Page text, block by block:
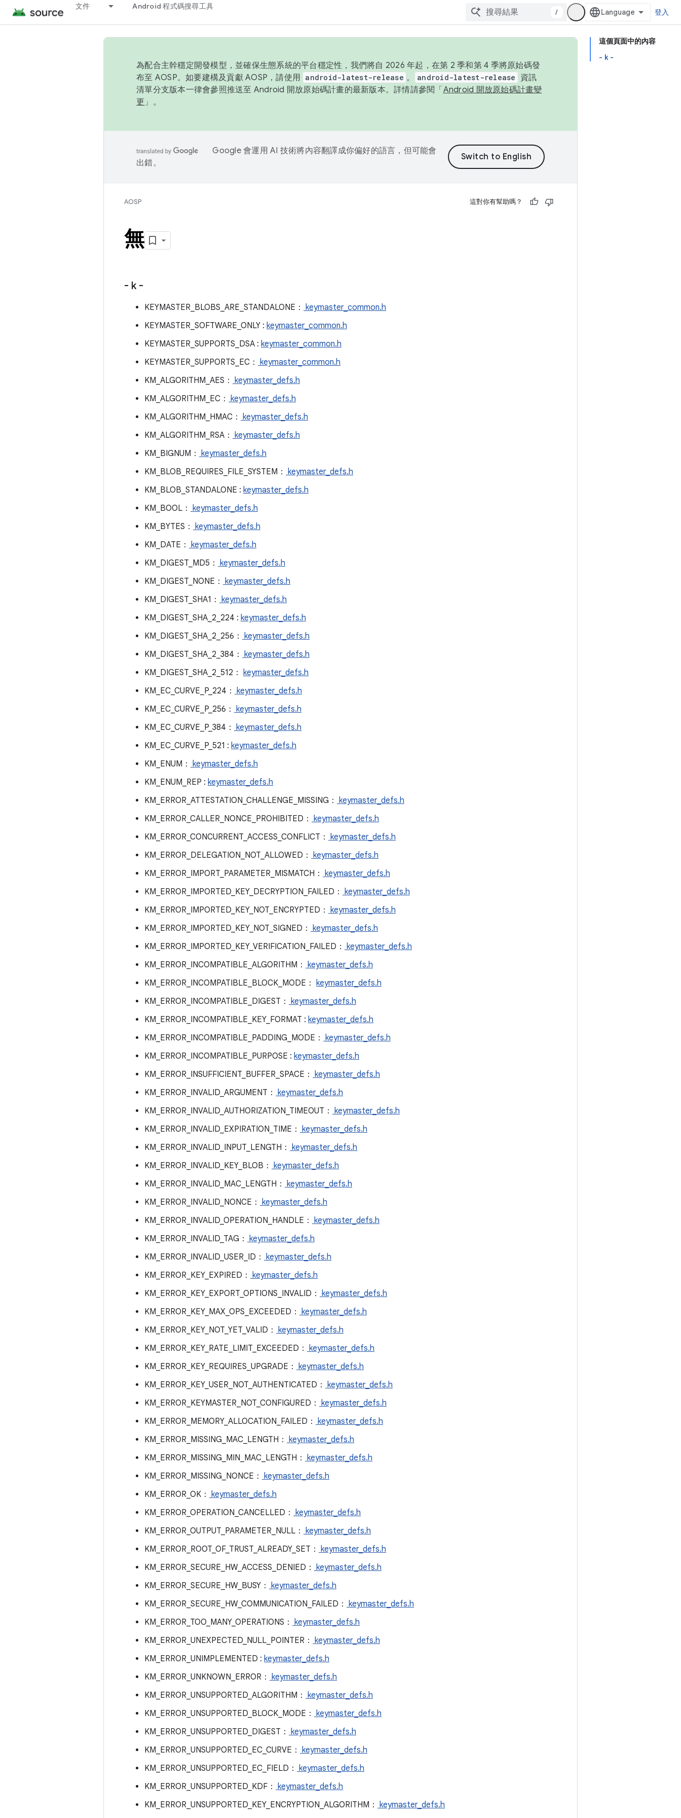
文件 Android 程式碼搜尋工具
/ 登入
這個頁面中的內容
- k -
為配合主幹穩定開發模型，並確保生態系統的平台穩定性，我們將自 2026 年起，在第 2 季和第 4 季將原始碼發
布至 AOSP。如要建構及貢獻 AOSP，請使用 android-latest-release 。 android-latest-release
資訊
清單分支版本一律會參照推送至 Android 開放原始碼計畫的最新版本。詳情請參閱「 Android 開放原始碼計畫變
更 」。
Google 會運用 AI 技術將內容翻譯成你偏好的語言，但可能會
出錯。
AOSP 這對你有幫助嗎？
無
- k -
KEYMASTER_BLOBS_ARE_STANDALONE： keymaster_common.h
KEYMASTER_SOFTWARE_ONLY : keymaster_common.h
KEYMASTER_SUPPORTS_DSA : keymaster_common.h
KEYMASTER_SUPPORTS_EC： keymaster_common.h
KM_ALGORITHM_AES： keymaster_defs.h
KM_ALGORITHM_EC： keymaster_defs.h
KM_ALGORITHM_HMAC： keymaster_defs.h
KM_ALGORITHM_RSA： keymaster_defs.h
KM_BIGNUM： keymaster_defs.h
KM_BLOB_REQUIRES_FILE_SYSTEM： keymaster_defs.h
KM_BLOB_STANDALONE : keymaster_defs.h
KM_BOOL： keymaster_defs.h
KM_BYTES： keymaster_defs.h
KM_DATE： keymaster_defs.h
KM_DIGEST_MD5： keymaster_defs.h
KM_DIGEST_NONE： keymaster_defs.h
KM_DIGEST_SHA1： keymaster_defs.h
KM_DIGEST_SHA_2_224 : keymaster_defs.h
KM_DIGEST_SHA_2_256： keymaster_defs.h
KM_DIGEST_SHA_2_384： keymaster_defs.h
KM_DIGEST_SHA_2_512： keymaster_defs.h
KM_EC_CURVE_P_224： keymaster_defs.h
KM_EC_CURVE_P_256： keymaster_defs.h
KM_EC_CURVE_P_384： keymaster_defs.h
KM_EC_CURVE_P_521 : keymaster_defs.h
KM_ENUM： keymaster_defs.h
KM_ENUM_REP : keymaster_defs.h
KM_ERROR_ATTESTATION_CHALLENGE_MISSING： keymaster_defs.h
KM_ERROR_CALLER_NONCE_PROHIBITED： keymaster_defs.h
KM_ERROR_CONCURRENT_ACCESS_CONFLICT： keymaster_defs.h
KM_ERROR_DELEGATION_NOT_ALLOWED： keymaster_defs.h
KM_ERROR_IMPORT_PARAMETER_MISMATCH： keymaster_defs.h
KM_ERROR_IMPORTED_KEY_DECRYPTION_FAILED： keymaster_defs.h
KM_ERROR_IMPORTED_KEY_NOT_ENCRYPTED： keymaster_defs.h
KM_ERROR_IMPORTED_KEY_NOT_SIGNED： keymaster_defs.h
KM_ERROR_IMPORTED_KEY_VERIFICATION_FAILED： keymaster_defs.h
KM_ERROR_INCOMPATIBLE_ALGORITHM： keymaster_defs.h
KM_ERROR_INCOMPATIBLE_BLOCK_MODE： keymaster_defs.h
KM_ERROR_INCOMPATIBLE_DIGEST： keymaster_defs.h
KM_ERROR_INCOMPATIBLE_KEY_FORMAT : keymaster_defs.h
KM_ERROR_INCOMPATIBLE_PADDING_MODE： keymaster_defs.h
KM_ERROR_INCOMPATIBLE_PURPOSE : keymaster_defs.h
KM_ERROR_INSUFFICIENT_BUFFER_SPACE： keymaster_defs.h
KM_ERROR_INVALID_ARGUMENT： keymaster_defs.h
KM_ERROR_INVALID_AUTHORIZATION_TIMEOUT： keymaster_defs.h
KM_ERROR_INVALID_EXPIRATION_TIME： keymaster_defs.h
KM_ERROR_INVALID_INPUT_LENGTH： keymaster_defs.h
KM_ERROR_INVALID_KEY_BLOB： keymaster_defs.h
KM_ERROR_INVALID_MAC_LENGTH： keymaster_defs.h
KM_ERROR_INVALID_NONCE： keymaster_defs.h
KM_ERROR_INVALID_OPERATION_HANDLE： keymaster_defs.h
KM_ERROR_INVALID_TAG： keymaster_defs.h
KM_ERROR_INVALID_USER_ID： keymaster_defs.h
KM_ERROR_KEY_EXPIRED： keymaster_defs.h
KM_ERROR_KEY_EXPORT_OPTIONS_INVALID： keymaster_defs.h
KM_ERROR_KEY_MAX_OPS_EXCEEDED： keymaster_defs.h
KM_ERROR_KEY_NOT_YET_VALID： keymaster_defs.h
KM_ERROR_KEY_RATE_LIMIT_EXCEEDED： keymaster_defs.h
KM_ERROR_KEY_REQUIRES_UPGRADE： keymaster_defs.h
KM_ERROR_KEY_USER_NOT_AUTHENTICATED： keymaster_defs.h
KM_ERROR_KEYMASTER_NOT_CONFIGURED： keymaster_defs.h
KM_ERROR_MEMORY_ALLOCATION_FAILED： keymaster_defs.h
KM_ERROR_MISSING_MAC_LENGTH： keymaster_defs.h
KM_ERROR_MISSING_MIN_MAC_LENGTH： keymaster_defs.h
KM_ERROR_MISSING_NONCE： keymaster_defs.h
KM_ERROR_OK： keymaster_defs.h
KM_ERROR_OPERATION_CANCELLED： keymaster_defs.h
KM_ERROR_OUTPUT_PARAMETER_NULL： keymaster_defs.h
KM_ERROR_ROOT_OF_TRUST_ALREADY_SET： keymaster_defs.h
KM_ERROR_SECURE_HW_ACCESS_DENIED： keymaster_defs.h
KM_ERROR_SECURE_HW_BUSY： keymaster_defs.h
KM_ERROR_SECURE_HW_COMMUNICATION_FAILED： keymaster_defs.h
KM_ERROR_TOO_MANY_OPERATIONS： keymaster_defs.h
KM_ERROR_UNEXPECTED_NULL_POINTER： keymaster_defs.h
KM_ERROR_UNIMPLEMENTED : keymaster_defs.h
KM_ERROR_UNKNOWN_ERROR： keymaster_defs.h
KM_ERROR_UNSUPPORTED_ALGORITHM： keymaster_defs.h
KM_ERROR_UNSUPPORTED_BLOCK_MODE： keymaster_defs.h
KM_ERROR_UNSUPPORTED_DIGEST： keymaster_defs.h
KM_ERROR_UNSUPPORTED_EC_CURVE： keymaster_defs.h
KM_ERROR_UNSUPPORTED_EC_FIELD： keymaster_defs.h
KM_ERROR_UNSUPPORTED_KDF： keymaster_defs.h
KM_ERROR_UNSUPPORTED_KEY_ENCRYPTION_ALGORITHM： keymaster_defs.h